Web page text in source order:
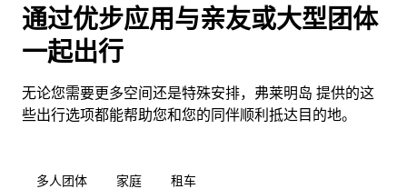
通过优步应用与亲友或大型团体
一起出行
无论您需要更多空间还是特殊安排，弗莱明岛 提供的这
些出行选项都能帮助您和您的同伴顺利抵达目的地。
多人团体 家庭 租车